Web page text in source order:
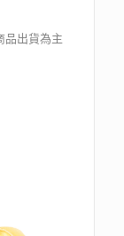
品出貨為主